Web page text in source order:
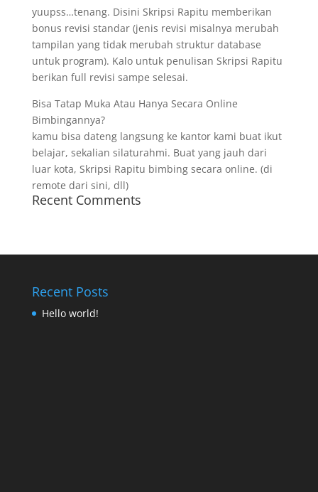
yuupss…tenang. Disini Skripsi Rapitu memberikan
bonus revisi standar (jenis revisi misalnya merubah
tampilan yang tidak merubah struktur database
untuk program). Kalo untuk penulisan Skripsi Rapitu
berikan full revisi sampe selesai.
Bisa Tatap Muka Atau Hanya Secara Online
Bimbingannya?
kamu bisa dateng langsung ke kantor kami buat ikut
belajar, sekalian silaturahmi. Buat yang jauh dari
luar kota, Skripsi Rapitu bimbing secara online. (di
remote dari sini, dll)
Recent Comments
Recent Posts
Hello world!